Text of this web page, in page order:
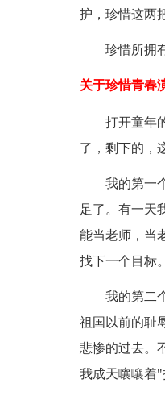
护，珍惜这两
珍惜所拥
关于珍惜青春
打开童年
了，剩下的，
我的第一
足了。有一天
能当老师，当
找下一个目标。
我的第二
祖国以前的耻
悲惨的过去。
我成天嚷嚷着"